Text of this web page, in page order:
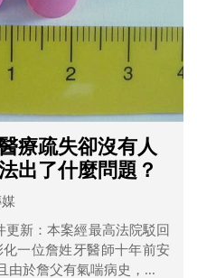
療疏失卻沒有人
出了什麼問題？
新：本案經最高法院駁回
一位詹姓牙醫師十年前安
由於詹父有氣喘病史，...